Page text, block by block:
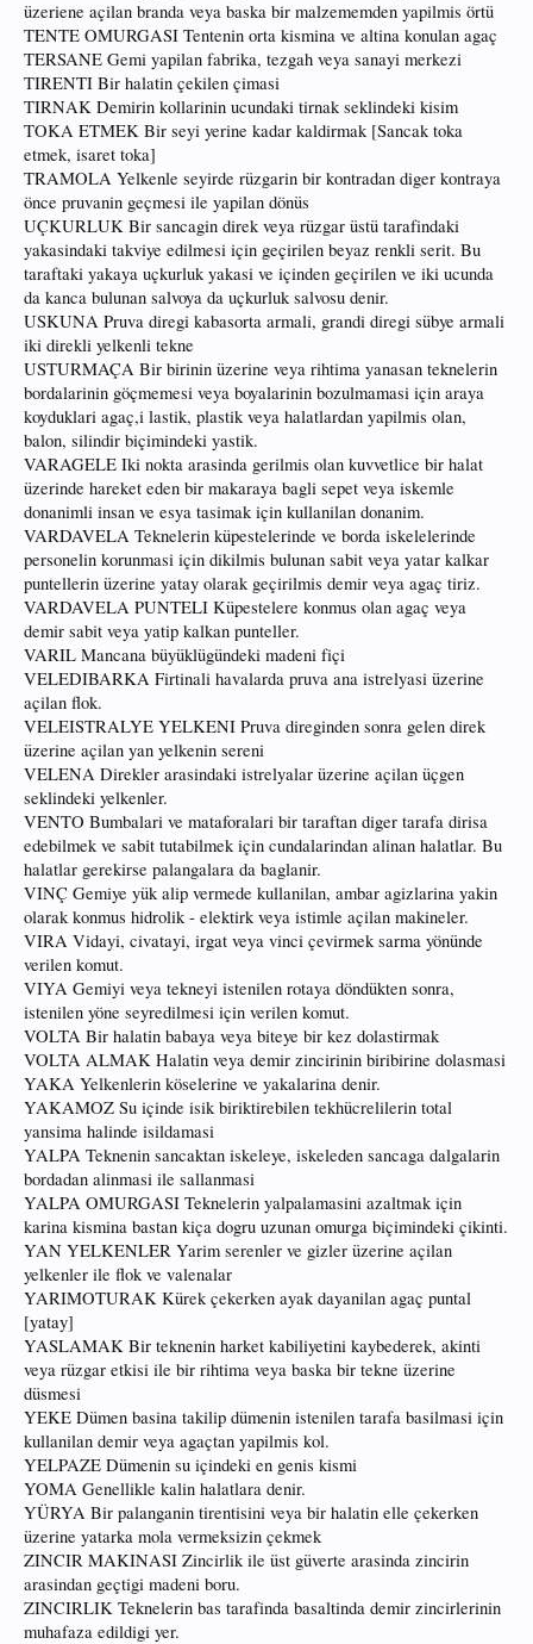
üzeriene açilan branda veya baska bir malzememden yapilmis örtü
TENTE OMURGASI Tentenin orta kismina ve altina konulan agaç
TERSANE Gemi yapilan fabrika, tezgah veya sanayi merkezi
TIRENTI Bir halatin çekilen çimasi
TIRNAK Demirin kollarinin ucundaki tirnak seklindeki kisim
TOKA ETMEK Bir seyi yerine kadar kaldirmak [Sancak toka
etmek, isaret toka]
TRAMOLA Yelkenle seyirde rüzgarin bir kontradan diger kontraya
önce pruvanin geçmesi ile yapilan dönüs
UÇKURLUK Bir sancagin direk veya rüzgar üstü tarafindaki
yakasindaki takviye edilmesi için geçirilen beyaz renkli serit. Bu
taraftaki yakaya uçkurluk yakasi ve içinden geçirilen ve iki ucunda
da kanca bulunan salvoya da uçkurluk salvosu denir.
USKUNA Pruva diregi kabasorta armali, grandi diregi sübye armali
iki direkli yelkenli tekne
USTURMAÇA Bir birinin üzerine veya rihtima yanasan teknelerin
bordalarinin göçmemesi veya boyalarinin bozulmamasi için araya
koyduklari agaç,i lastik, plastik veya halatlardan yapilmis olan,
balon, silindir biçimindeki yastik.
VARAGELE Iki nokta arasinda gerilmis olan kuvvetlice bir halat
üzerinde hareket eden bir makaraya bagli sepet veya iskemle
donanimli insan ve esya tasimak için kullanilan donanim.
VARDAVELA Teknelerin küpestelerinde ve borda iskelelerinde
personelin korunmasi için dikilmis bulunan sabit veya yatar kalkar
puntellerin üzerine yatay olarak geçirilmis demir veya agaç tiriz.
VARDAVELA PUNTELI Küpestelere konmus olan agaç veya
demir sabit veya yatip kalkan punteller.
VARIL Mancana büyüklügündeki madeni fiçi
VELEDIBARKA Firtinali havalarda pruva ana istrelyasi üzerine
açilan flok.
VELEISTRALYE YELKENI Pruva direginden sonra gelen direk
üzerine açilan yan yelkenin sereni
VELENA Direkler arasindaki istrelyalar üzerine açilan üçgen
seklindeki yelkenler.
VENTO Bumbalari ve mataforalari bir taraftan diger tarafa dirisa
edebilmek ve sabit tutabilmek için cundalarindan alinan halatlar. Bu
halatlar gerekirse palangalara da baglanir.
VINÇ Gemiye yük alip vermede kullanilan, ambar agizlarina yakin
olarak konmus hidrolik - elektirk veya istimle açilan makineler.
VIRA Vidayi, civatayi, irgat veya vinci çevirmek sarma yönünde
verilen komut.
VIYA Gemiyi veya tekneyi istenilen rotaya döndükten sonra,
istenilen yöne seyredilmesi için verilen komut.
VOLTA Bir halatin babaya veya biteye bir kez dolastirmak
VOLTA ALMAK Halatin veya demir zincirinin biribirine dolasmasi
YAKA Yelkenlerin köselerine ve yakalarina denir.
YAKAMOZ Su içinde isik biriktirebilen tekhücrelilerin total
yansima halinde isildamasi
YALPA Teknenin sancaktan iskeleye, iskeleden sancaga dalgalarin
bordadan alinmasi ile sallanmasi
YALPA OMURGASI Teknelerin yalpalamasini azaltmak için
karina kismina bastan kiça dogru uzunan omurga biçimindeki çikinti.
YAN YELKENLER Yarim serenler ve gizler üzerine açilan
yelkenler ile flok ve valenalar
YARIMOTURAK Kürek çekerken ayak dayanilan agaç puntal
[yatay]
YASLAMAK Bir teknenin harket kabiliyetini kaybederek, akinti
veya rüzgar etkisi ile bir rihtima veya baska bir tekne üzerine
düsmesi
YEKE Dümen basina takilip dümenin istenilen tarafa basilmasi için
kullanilan demir veya agaçtan yapilmis kol.
YELPAZE Dümenin su içindeki en genis kismi
YOMA Genellikle kalin halatlara denir.
YÜRYA Bir palanganin tirentisini veya bir halatin elle çekerken
üzerine yatarka mola vermeksizin çekmek
ZINCIR MAKINASI Zincirlik ile üst güverte arasinda zincirin
arasindan geçtigi madeni boru.
ZINCIRLIK Teknelerin bas tarafinda basaltinda demir zincirlerinin
muhafaza edildigi yer.